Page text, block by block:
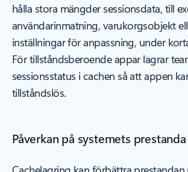
hålla stora mängder sessionsdata, till
användarinmatning, varukorgsobjekt
inställningar för anpassning, under
För tillståndsberoende appar lagrar
sessionsstatus i cachen så att appen
tillståndslös.
Påverkan på systemets prestanda